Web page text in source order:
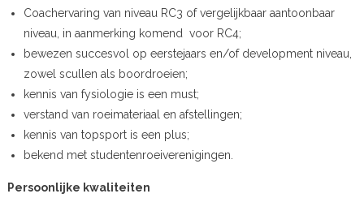
Coachervaring van niveau RC3 of vergelijkbaar aantoonbaar
niveau, in aanmerking komend voor RC4;
bewezen succesvol op eerstejaars en/of development niveau,
zowel scullen als boordroeien;
kennis van fysiologie is een must;
verstand van roeimateriaal en afstellingen;
kennis van topsport is een plus;
bekend met studentenroeiverenigingen.
Persoonlijke kwaliteiten